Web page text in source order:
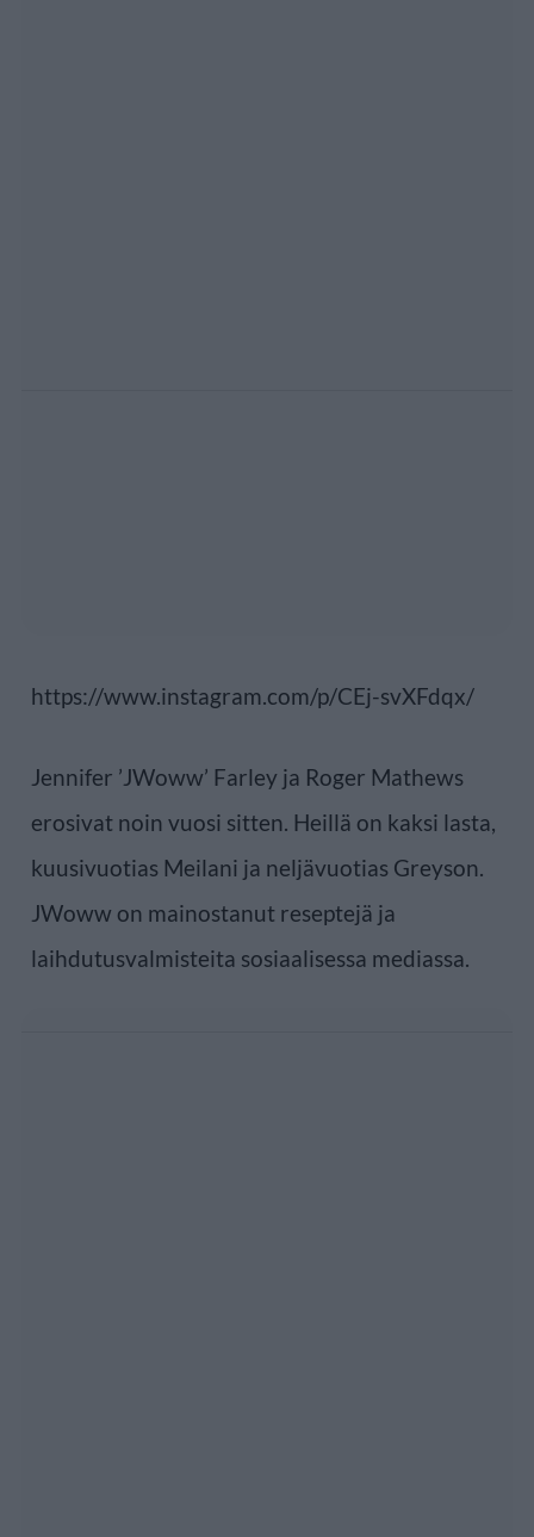
https://www.instagram.com/p/CEj-svXFdqx/
Jennifer ’JWoww’ Farley ja Roger Mathews
erosivat noin vuosi sitten. Heillä on kaksi lasta,
kuusivuotias Meilani ja neljävuotias Greyson.
JWoww on mainostanut reseptejä ja
laihdutusvalmisteita sosiaalisessa mediassa.